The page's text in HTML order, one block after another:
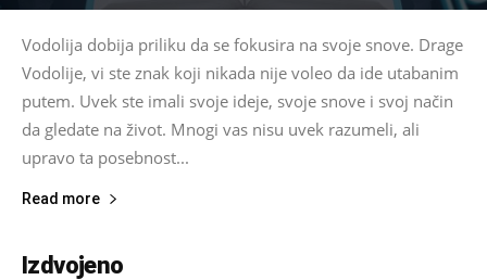
Vodolija dobija priliku da se fokusira na svoje snove. Drage
Vodolije, vi ste znak koji nikada nije voleo da ide utabanim
putem. Uvek ste imali svoje ideje, svoje snove i svoj način
da gledate na život. Mnogi vas nisu uvek razumeli, ali
upravo ta posebnost...
Read more
Izdvojeno